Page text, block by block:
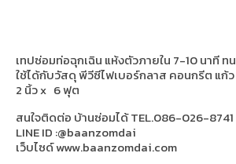
เทปซ่อมท่อฉุกเฉิน แห้งตัวภายใน 7-10 นาที ท
ใช้ได้กับวัสดุ พีวีซีไฟเบอร์กลาส คอนกรีต แก้ว
2 นิ้ว x 6 ฟุต
สนใจติดต่อ บ้านซ่อมได้ TEL.086-026-8741
LINE ID :@baanzomdai
เว็บไซด์ www.baanzomdai.com